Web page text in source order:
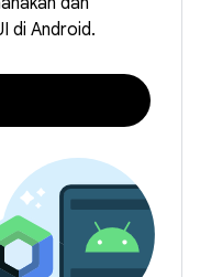
di Android.